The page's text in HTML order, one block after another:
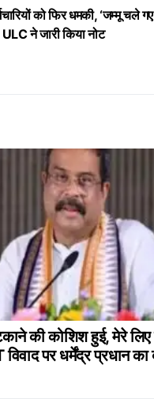
को फिर धमकी, ‘जम्मू चले गए
ULC ने जारी किया नोट
की कोशिश हुई, मेरे लिए
पर धर्मेंद्र प्रधान का